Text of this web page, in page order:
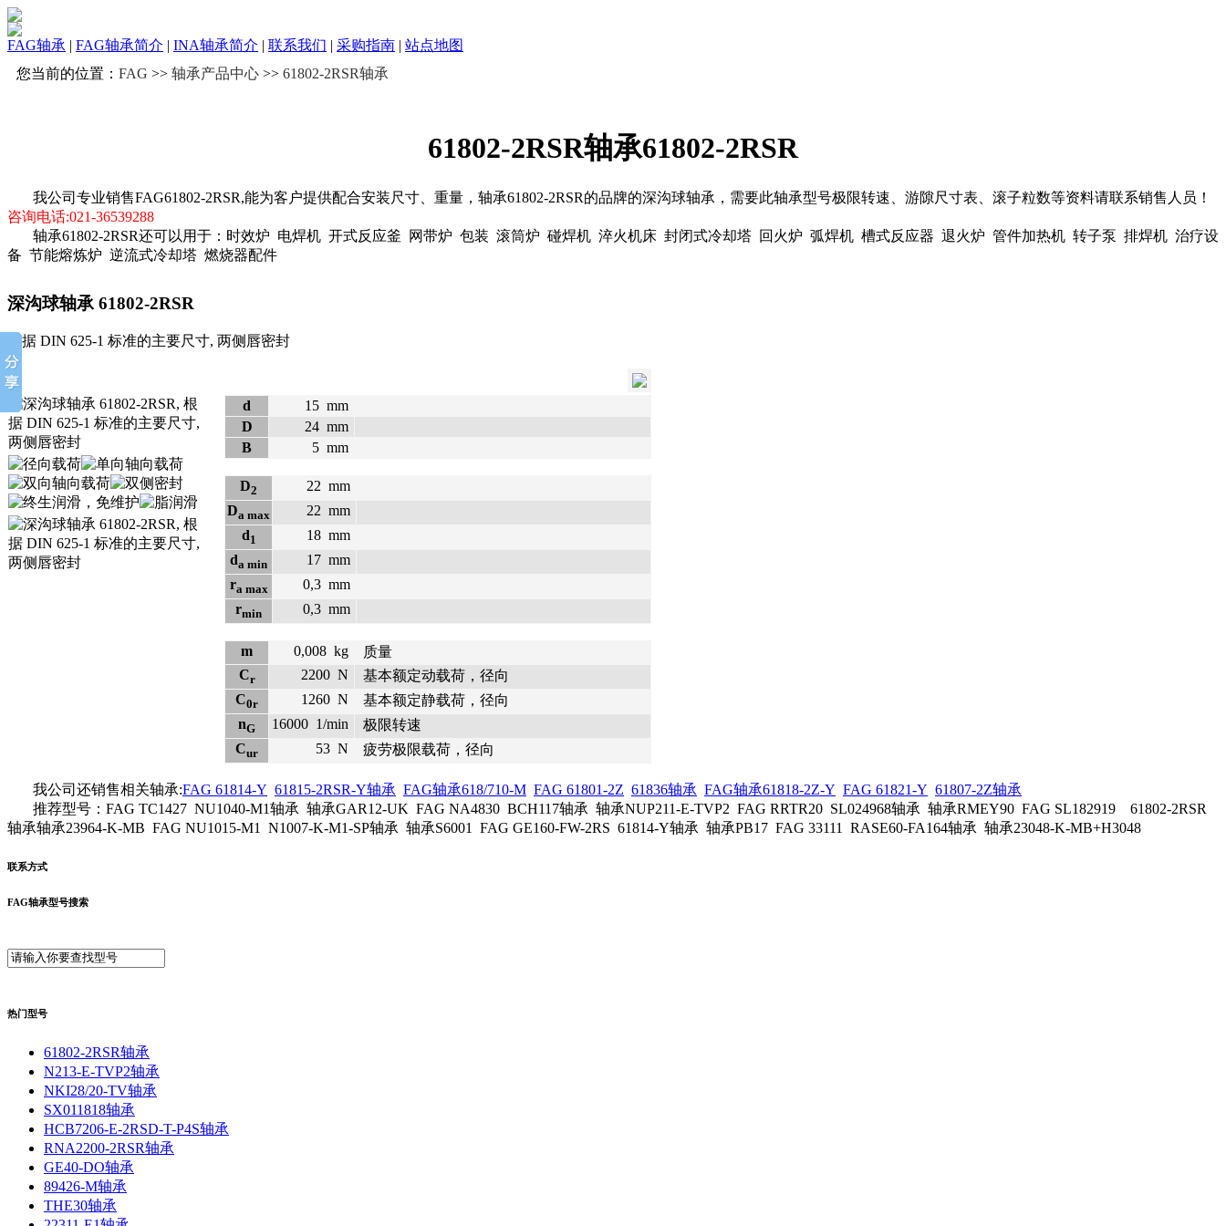
FAG轴承 | FAG轴承简介 | INA轴承简介 | 联系我们 | 采购指南 | 站点地图
您当前的位置： FAG >> 轴承产品中心 >> 61802-2RSR轴承
61802-2RSR轴承61802-2RSR
我公司专业销售FAG61802-2RSR,能为客户提供配合安装尺寸、重量，轴承61802-2RSR的品牌的深沟球轴承，需要此轴承型号极限转速、游隙尺寸表、滚子粒数等资料请联系销售人员！
咨询电话:021-36539288
轴承61802-2RSR还可以用于：时效炉 电焊机 开式反应釜 网带炉 包装 滚筒炉 碰焊机 淬火机床 封闭式冷却塔 回火炉 弧焊机 槽式反应器 退火炉 管件加热机 转子泵 排焊机 治疗设
备 节能熔炼炉 逆流式冷却塔 燃烧器配件
深沟球轴承 61802-2RSR
根据 DIN 625-1 标准的主要尺寸, 两侧唇密封
d 15 mm
D
24 mm
B
5 mm
D2 22 mm
Da max 22 mm
d1 18 mm
da min 17 mm
ra max 0,3 mm
rmin 0,3 mm
m 0,008 kg
质量
Cr 2200 N
基本额定动载荷，径向
C0r 1260 N
基本额定静载荷，径向
nG 16000 1/min
极限转速
Cur 53 N 疲劳极限载荷，径向
我公司还销售相关轴承:FAG 61814-Y 61815-2RSR-Y轴承 FAG轴承618/710-M FAG 61801-2Z 61836轴承 FAG轴承61818-2Z-Y FAG 61821-Y 61807-2Z轴承
推荐型号：FAG TC1427 NU1040-M1轴承 轴承GAR12-UK FAG NA4830 BCH117轴承 轴承NUP211-E-TVP2 FAG RRTR20 SL024968轴承 轴承RMEY90 FAG SL182919 61802-2RSR
轴承轴承23964-K-MB FAG NU1015-M1 N1007-K-M1-SP轴承 轴承S6001 FAG GE160-FW-2RS 61814-Y轴承 轴承PB17 FAG 33111 RASE60-FA164轴承 轴承23048-K-MB+H3048
联系方式
FAG轴承型号搜索
热门型号
61802-2RSR轴承
N213-E-TVP2轴承
NKI28/20-TV轴承
SX011818轴承
HCB7206-E-2RSD-T-P4S轴承
RNA2200-2RSR轴承
GE40-DO轴承
89426-M轴承
THE30轴承